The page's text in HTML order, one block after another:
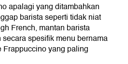
apalagi yang ditambahkan
barista seperti tidak niat
French, mantan barista
spesifik menu bernama
yang paling